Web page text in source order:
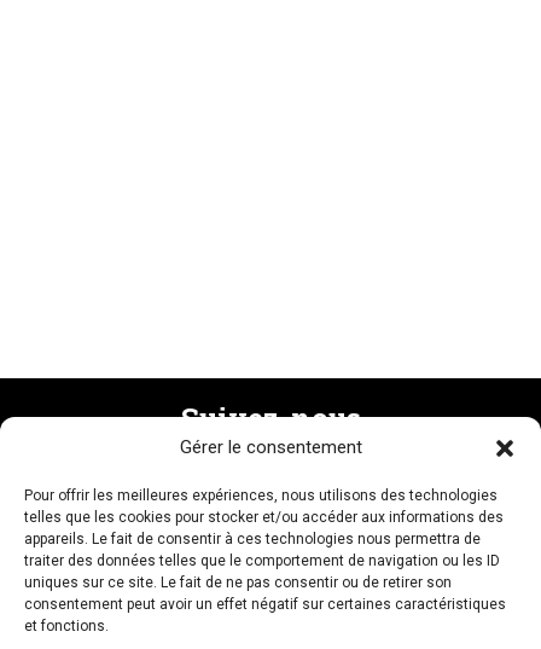
Gérer le consentement
Pour offrir les meilleures expériences, nous utilisons des technologies
telles que les cookies pour stocker et/ou accéder aux informations des
appareils. Le fait de consentir à ces technologies nous permettra de
traiter des données telles que le comportement de navigation ou les ID
uniques sur ce site. Le fait de ne pas consentir ou de retirer son
consentement peut avoir un effet négatif sur certaines caractéristiques
et fonctions.
Suivez-nous
Recevez la newsletter